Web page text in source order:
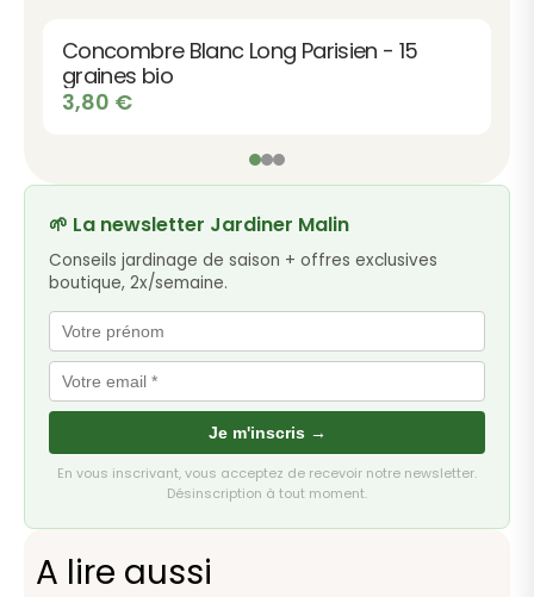
Concombre Blanc Long Parisien - 15
graines bio
3,80 €
🌱 La newsletter Jardiner Malin
Conseils jardinage de saison + offres exclusives
boutique, 2x/semaine.
Je m'inscris →
En vous inscrivant, vous acceptez de recevoir notre newsletter.
Désinscription à tout moment.
A lire aussi